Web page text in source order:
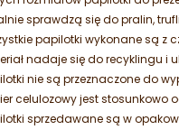
sprawdzą się do pralin,
papilotki wykonane są z
nadaje się do recyklingu i
nie są przeznaczone do
celulozowy jest stosunkowo
sprzedawane są w